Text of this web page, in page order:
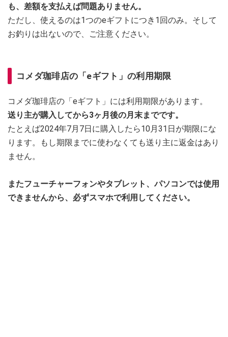
も、差額を支払えば問題ありません。
ただし、使えるのは1つのeギフトにつき1回のみ。そして
お釣りは出ないので、ご注意ください。
コメダ珈琲店の「eギフト」の利用期限
コメダ珈琲店の「eギフト」には利用期限があります。
送り主が購入してから3ヶ月後の月末までです。
たとえば2024年7月7日に購入したら10月31日が期限にな
ります。もし期限までに使わなくても送り主に返金はあり
ません。
またフューチャーフォンやタブレット、パソコンでは使用
できませんから、必ずスマホで利用してください。